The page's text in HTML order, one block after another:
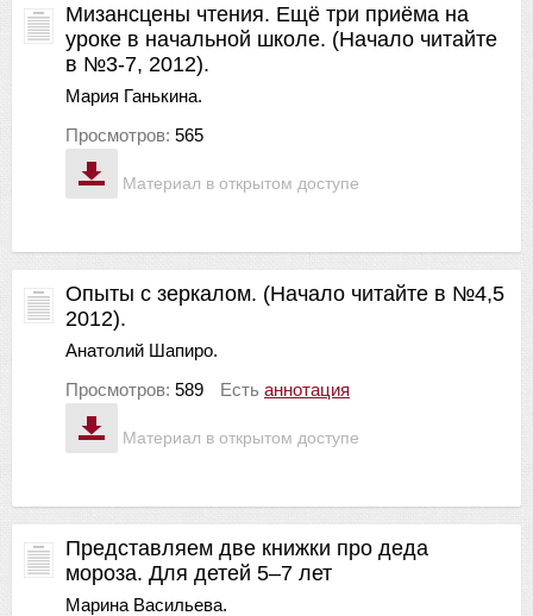
Материал в открытом доступе
Мизансцены чтения. Ещё три приёма на
уроке в начальной школе. (Начало читайте
в №3-7, 2012).
Мария Ганькина.
Просмотров: 565
Материал в открытом доступе
Опыты с зеркалом. (Начало читайте в №4,5
2012).
Анатолий Шапиро.
Просмотров: 589 Есть аннотация
Представляем две книжки про деда
мороза. Для детей 5–7 лет
Марина Васильева.